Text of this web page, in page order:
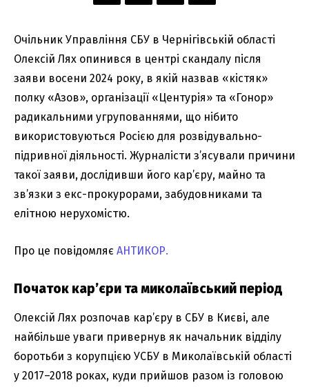
Очільник Управління СБУ в Чернігівській області
Олексій Лях опинився в центрі скандалу після
заяви восени 2024 року, в якій назвав «кістяк»
полку «Азов», організації «Центурія» та «Гонор»
радикальними угрупованнями, що нібито
використовуються Росією для розвідувально-
підривної діяльності. Журналісти з’ясували причини
такої заяви, дослідивши його кар’єру, майно та
зв’язки з екс-прокурорами, забудовниками та
елітною нерухомістю.
Про це повідомляє АНТИКОР.
Початок кар’єри та миколаївський період
Олексій Лях розпочав кар’єру в СБУ в Києві, але
найбільше уваги привернув як начальник відділу
боротьби з корупцією УСБУ в Миколаївській області
у 2017–2018 роках, куди прийшов разом із головою